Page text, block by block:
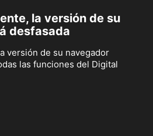
la versión de su
desfasada
versión de su navegador
las funciones del Digital